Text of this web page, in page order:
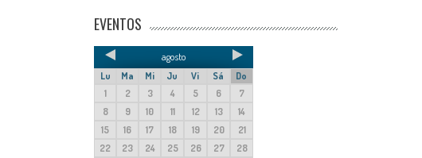
EVENTOS
agosto
Lu Ma Mi Ju Vi Sá
Do
1
2 3 4 5 6
7
8
9 10 11 12 13
14
15
16 17 18 19 20
21
22
23 24 25 26 27
28